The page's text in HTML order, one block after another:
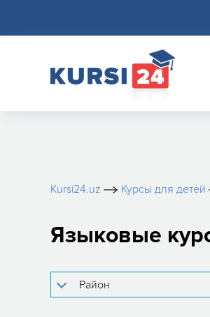
Kursi24.uz Курсы для детей
Языковые